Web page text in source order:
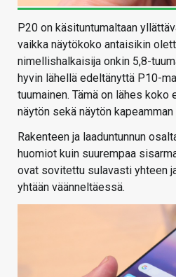
P20 on käsituntumaltaan
vaikka näytökoko antaisikin
nimellishalkaisija onkin 5,8-
hyvin lähellä edeltänyttä P10-
tuumainen. Tämä on lähes koko
näytön sekä näytön
Rakenteen ja laaduntunnun
huomiot kuin suurempaa
ovat sovitettu sulavasti yhteen
yhtään väänneltäessä.